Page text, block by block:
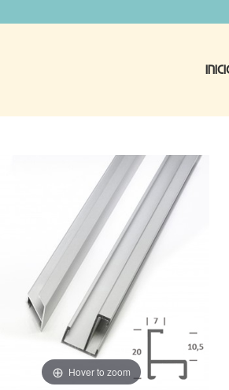
Hover to zoom